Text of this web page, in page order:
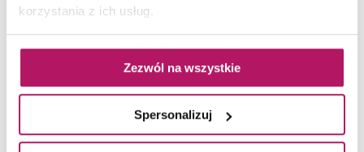
korzystania z ich usług.
Zezwól na wszystkie
Spersonalizuj